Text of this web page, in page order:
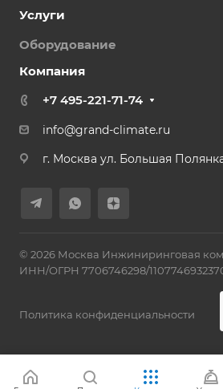
Услуги
Оборудование
Компания
+7 495-221-71-74
info@grand-climate.ru
г. Москва ул. Большая
© 2026 Москва Инжиниринговая
ИНН/ОГРН 7706746298/
Политика конфиденциальности